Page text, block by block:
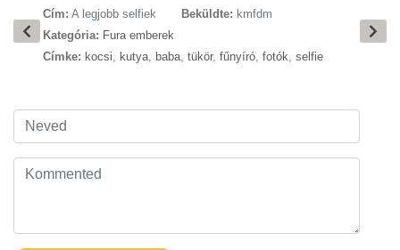
Cím: A legjobb selfiek Beküldte: kmfdm
Kategória: Fura emberek
Címke: kocsi, kutya, baba, tükör, fűnyíró, fotók, selfie